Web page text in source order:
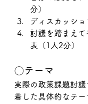
分）
ディスカッショ
討議を踏まえ
表（1人2分）
〇テーマ
実際の政策課題討
着した具体的なテー